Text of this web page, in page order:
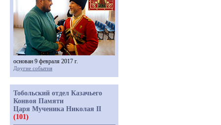
основан 9 февраля 2017 г.
Другие события
Тобольский отдел Казачьего
Конвоя Памяти
Царя Мученика Николая II
(101)